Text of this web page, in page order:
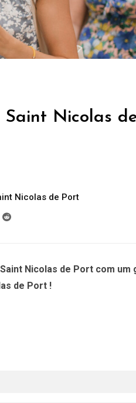
Saint Nicolas
Nicolas de Port
Nicolas de Port com um
de Port !